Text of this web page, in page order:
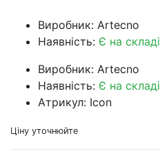
Виробник: Artecno
Наявність: Є на складі
Виробник: Artecno
Наявність: Є на складі
Атрикул: Icon
Ціну уточнюйте